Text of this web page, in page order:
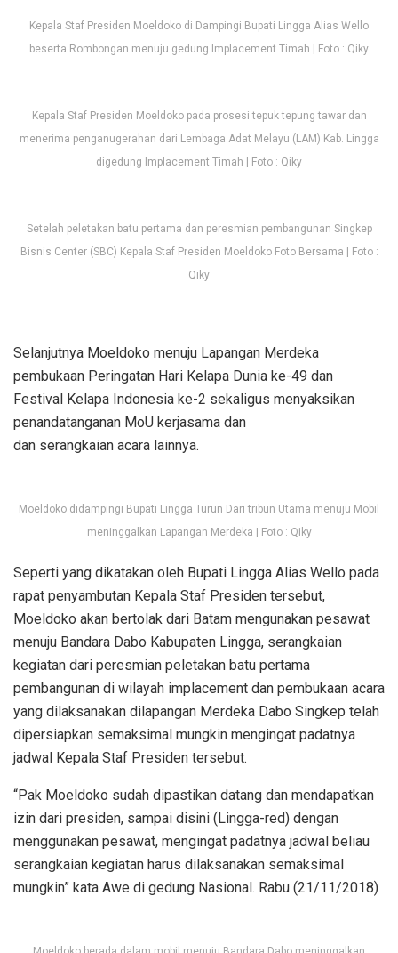
Kepala Staf Presiden Moeldoko di Dampingi Bupati Lingga Alias Wello
beserta Rombongan menuju gedung Implacement Timah | Foto : Qiky
Kepala Staf Presiden Moeldoko pada prosesi tepuk tepung tawar dan
menerima penganugerahan dari Lembaga Adat Melayu (LAM) Kab. Lingga
digedung Implacement Timah | Foto : Qiky
Setelah peletakan batu pertama dan peresmian pembangunan Singkep
Bisnis Center (SBC) Kepala Staf Presiden Moeldoko Foto Bersama | Foto :
Qiky
Selanjutnya Moeldoko menuju Lapangan Merdeka
pembukaan Peringatan Hari Kelapa Dunia ke-49 dan
Festival Kelapa Indonesia ke-2 sekaligus menyaksikan
penandatanganan MoU kerjasama dan
dan serangkaian acara lainnya.
Moeldoko didampingi Bupati Lingga Turun Dari tribun Utama menuju Mobil
meninggalkan Lapangan Merdeka | Foto : Qiky
Seperti yang dikatakan oleh Bupati Lingga Alias Wello pada
rapat penyambutan Kepala Staf Presiden tersebut,
Moeldoko akan bertolak dari Batam mengunakan pesawat
menuju Bandara Dabo Kabupaten Lingga, serangkaian
kegiatan dari peresmian peletakan batu pertama
pembangunan di wilayah implacement dan pembukaan acara
yang dilaksanakan dilapangan Merdeka Dabo Singkep telah
dipersiapkan semaksimal mungkin mengingat padatnya
jadwal Kepala Staf Presiden tersebut.
“Pak Moeldoko sudah dipastikan datang dan mendapatkan
izin dari presiden, sampai disini (Lingga-red) dengan
menggunakan pesawat, mengingat padatnya jadwal beliau
serangkaian kegiatan harus dilaksanakan semaksimal
mungkin” kata Awe di gedung Nasional. Rabu (21/11/2018)